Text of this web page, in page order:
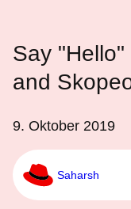
Say
and
9. Oktober 2019
Saharsh